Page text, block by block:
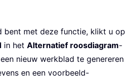
bent met deze functie, klikt u op
in het Alternatief roosdiagram-
nieuw werkblad te genereren
en een voorbeeld-